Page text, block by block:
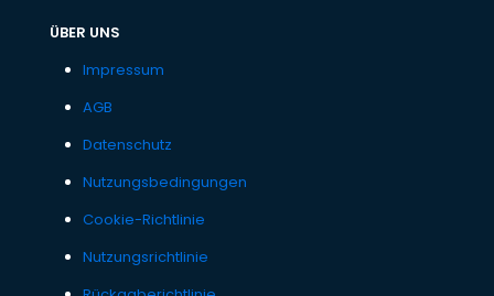
ÜBER UNS
Impressum
AGB
Datenschutz
Nutzungsbedingungen
Cookie-Richtlinie
Nutzungsrichtlinie